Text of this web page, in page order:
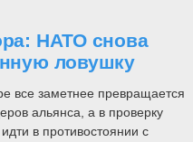
НАТО снова
ловушку
все заметнее превращается
альянса, а в проверку
в противостоянии с